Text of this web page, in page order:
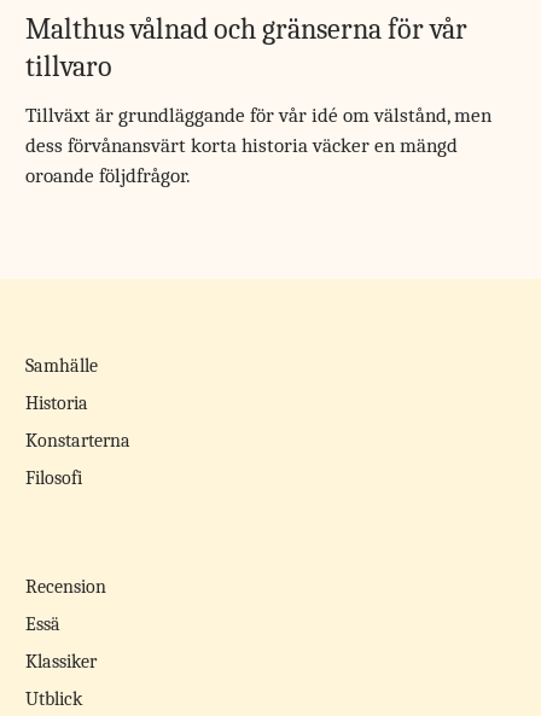
Malthus vålnad och gränserna för vår
tillvaro
Tillväxt är grundläggande för vår idé om välstånd, men
dess förvånansvärt korta historia väcker en mängd
oroande följdfrågor.
Samhälle
Historia
Konstarterna
Filosofi
Recension
Essä
Klassiker
Utblick